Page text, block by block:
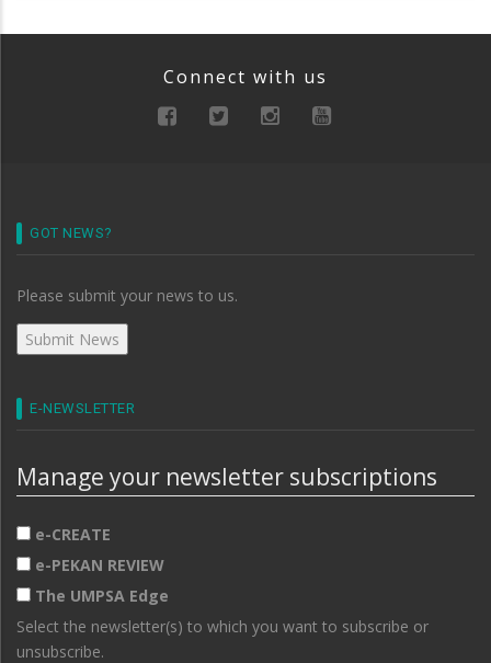
Connect with us
GOT NEWS?
Please submit your news to us.
E-NEWSLETTER
Manage your newsletter subscriptions
e-CREATE
e-PEKAN REVIEW
The UMPSA Edge
Select the newsletter(s) to which you want to subscribe or
unsubscribe.